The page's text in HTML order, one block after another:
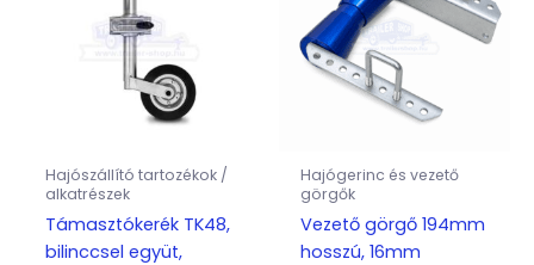
Hajószállító tartozékok /
alkatrészek
Támasztókerék TK48,
bilinccsel együt,
Hajógerinc és vezető
görgők
Vezető görgő 194mm
hosszú, 16mm